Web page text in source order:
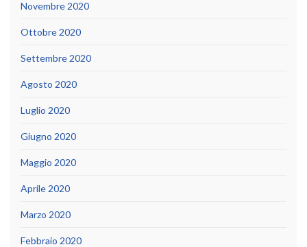
Novembre 2020
Ottobre 2020
Settembre 2020
Agosto 2020
Luglio 2020
Giugno 2020
Maggio 2020
Aprile 2020
Marzo 2020
Febbraio 2020